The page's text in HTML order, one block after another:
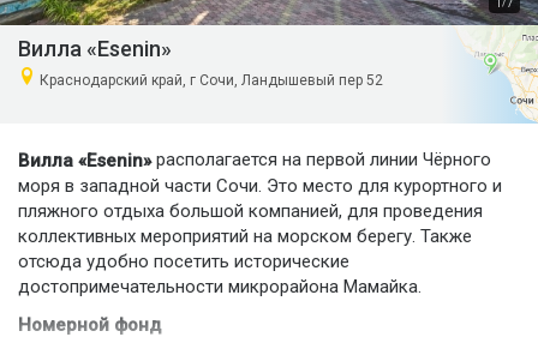
1 7
Вилла «Esenin»
Краснодарский край, г Сочи, Ландышевый пер 52
Вилла «Esenin»располагается на первой линии Чёрного
моря в западной части Сочи. Это место для курортного и
пляжного отдыха большой компанией, для проведения
коллективных мероприятий на морском берегу. Также
отсюда удобно посетить исторические
достопримечательности микрорайона Мамайка.
Номерной фонд